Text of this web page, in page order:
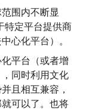
围内不断显
特定平台提供商
心化平台）。
平台（或者增
同时利用文化
且相互兼容，
可以了。也将